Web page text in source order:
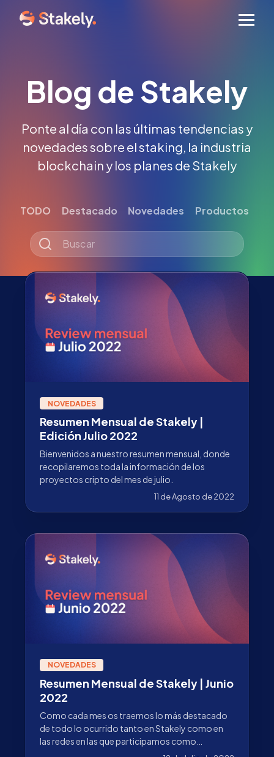
Blog de Stakely
Ponte al día con las últimas tendencias y
novedades sobre el staking, la industria
blockchain y los planes de Stakely
TODO Destacado Novedades Productos
NOVEDADES
Resumen Mensual de Stakely |
Edición Julio 2022
Bienvenidos a nuestro resumen mensual, donde
recopilaremos toda la información de los
proyectos cripto del mes de julio.
11 de Agosto de 2022
NOVEDADES
Resumen Mensual de Stakely | Junio
2022
Como cada mes os traemos lo más destacado
de todo lo ocurrido tanto en Stakely como en
las redes en las que participamos como